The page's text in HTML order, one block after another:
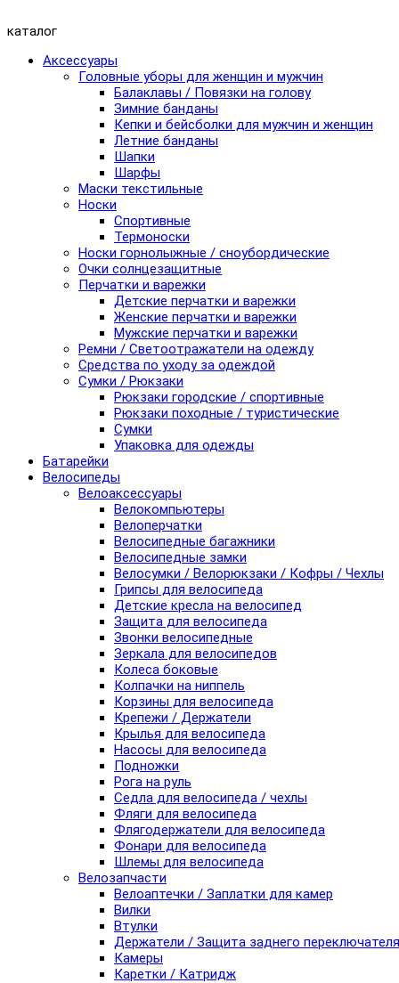
каталог
Аксессуары
Головные уборы для женщин и мужчин
Балаклавы / Повязки на голову
Зимние банданы
Кепки и бейсболки для мужчин и женщин
Летние банданы
Шапки
Шарфы
Маски текстильные
Носки
Спортивные
Термоноски
Носки горнолыжные / сноубордические
Очки солнцезащитные
Перчатки и варежки
Детские перчатки и варежки
Женские перчатки и варежки
Мужские перчатки и варежки
Ремни / Светоотражатели на одежду
Средства по уходу за одеждой
Сумки / Рюкзаки
Рюкзаки городские / спортивные
Рюкзаки походные / туристические
Сумки
Упаковка для одежды
Батарейки
Велосипеды
Велоаксессуары
Велокомпьютеры
Велоперчатки
Велосипедные багажники
Велосипедные замки
Велосумки / Велорюкзаки / Кофры / Чехлы
Грипсы для велосипеда
Детские кресла на велосипед
Защита для велосипеда
Звонки велосипедные
Зеркала для велосипедов
Колеса боковые
Колпачки на ниппель
Корзины для велосипеда
Крепежи / Держатели
Крылья для велосипеда
Насосы для велосипеда
Подножки
Рога на руль
Седла для велосипеда / чехлы
Фляги для велосипеда
Флягодержатели для велосипеда
Фонари для велосипеда
Шлемы для велосипеда
Велозапчасти
Велоаптечки / Заплатки для камер
Вилки
Втулки
Держатели / Защита заднего переключателя
Камеры
Каретки / Катридж